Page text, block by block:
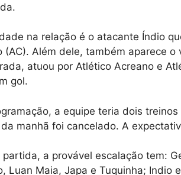
na relação é o atacante Índio
(AC). Além dele, também aparece
atuou por Atlético Acreano e
gol.
a equipe teria dois
manhã foi cancelado. A
partida, a provável escalação tem:
Luan Maia, Japa e Tuquinha; Indio